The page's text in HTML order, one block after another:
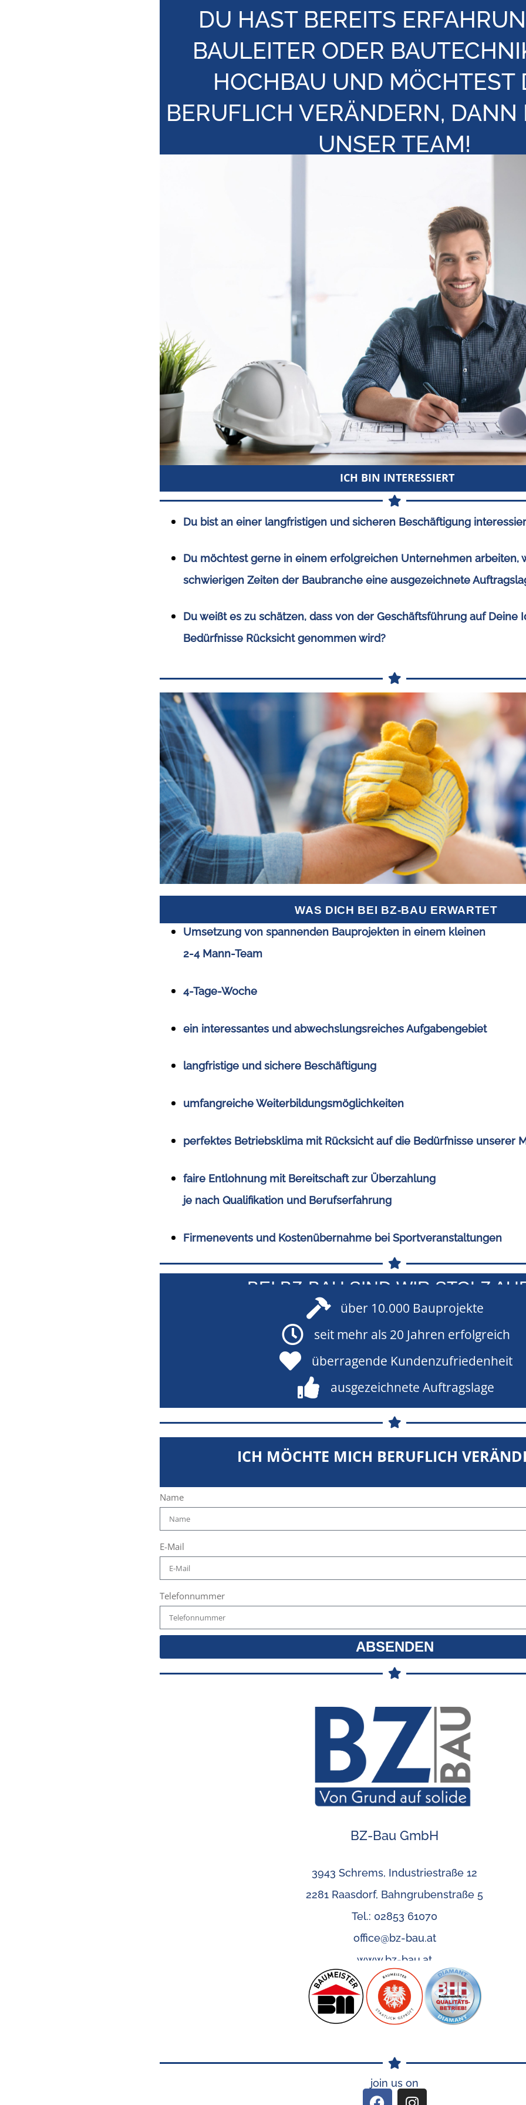
DU HAST BEREITS
BAULEITER ODER
HOCHBAU UND MÖCHTEST
BERUFLICH VERÄNDERN, DANN
UNSER TEAM!
ICH BIN INTERESSIERT
Du bist an einer langfristigen und sicheren Beschäftigung
Du möchtest gerne in einem erfolgreichen Unternehmen arbeiten,
schwierigen Zeiten der Baubranche eine ausgezeichnete
Du weißt es zu schätzen, dass von der Geschäftsführung auf Deine
Bedürfnisse Rücksicht genommen wird?
WAS DICH BEI BZ-BAU ERWARTET
Umsetzung von spannenden Bauprojekten in einem kleinen
2-4 Mann-Team
4-Tage-Woche
ein interessantes und abwechslungsreiches Aufgabengebiet
langfristige und sichere Beschäftigung
umfangreiche Weiterbildungsmöglichkeiten
perfektes Betriebsklima mit Rücksicht auf die Bedürfnisse unserer
faire Entlohnung mit Bereitschaft zur Überzahlung
je nach Qualifikation und Berufserfahrung
Firmenevents und Kostenübernahme bei Sportveranstaltungen
BEI BZ-BAU SIND WIR STOLZ
über 10.000 Bauprojekte
seit mehr als 20 Jahren erfolgreich
überragende Kundenzufriedenheit
ausgezeichnete Auftragslage
ICH MÖCHTE MICH BERUFLICH
Name
E-Mail
Telefonnummer
ABSENDEN
BZ-Bau GmbH
3943 Schrems, Industriestraße 12
2281 Raasdorf, Bahngrubenstraße 5
Tel.: 02853 61070
office@bz-bau.at
www.bz-bau.at
join us on